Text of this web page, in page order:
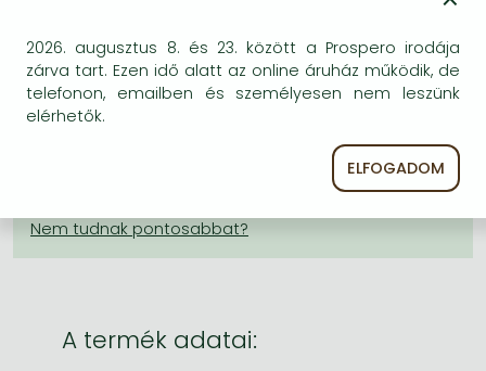
Bleach manga
One-Punch Man manga
BESZEREZHETŐSÉG
Becsült beszerzési idő
nincsen raktáron, de a kiadónál igen. Beszerzés kb. 3-
A Prosperónál jelenleg nincsen raktáron.
A termék adatai:
2026. augusztus 8. és 23. között a Prospero irodája
zárva tart. Ezen idő alatt az online áruház működik, de
telefonon, emailben és személyesen nem leszünk
elérhetők.
ELFOGADOM